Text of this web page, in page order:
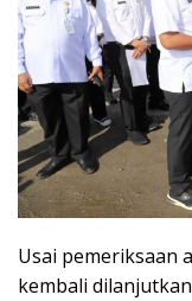
Usai pemeriksaan
kembali